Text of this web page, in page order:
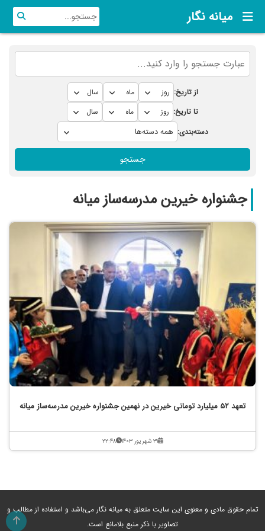
میانه نگار
از تاریخ:
تا تاریخ:
دسته‌بندی:
جستجو
جشنواره خیرین مدرسه‌ساز میانه
تعهد ۵۲ میلیارد تومانی خیرین در نهمین جشنواره خیرین مدرسه‌ساز میانه
۳۱ شهریور ۱۴۰۳ ۲۲:۴۸
تمام حقوق مادی و معنوی این سایت متعلق به میانه نگار می‌باشد و استفاده از مطالب و
تصاویر با ذکر منبع بلامانع است.